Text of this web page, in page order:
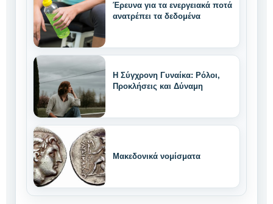
Έρευνα για τα ενεργειακά ποτά
ανατρέπει τα δεδομένα
Η Σύγχρονη Γυναίκα: Ρόλοι,
Προκλήσεις και Δύναμη
Μακεδονικά νομίσματα